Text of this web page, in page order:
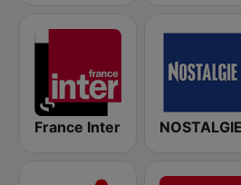
France Inter NOSTALGIE